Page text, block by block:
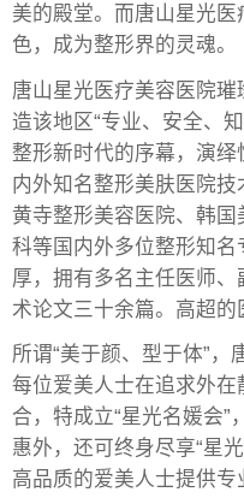
美的殿堂。而唐山星光
色，成为整形界的灵魂。
唐山星光医疗美容医院
造该地区“专业、安全、
整形新时代的序幕，演
内外知名整形美肤医院
黄寺整形美容医院、韩
科等国内外多位整形知
厚，拥有多名主任医师
术论文三十余篇。高超的
所谓“美于颜、型于体”，
每位爱美人士在追求外
合，特成立“星光名媛会
惠外，还可终身尽享“星
高品质的爱美人士提供